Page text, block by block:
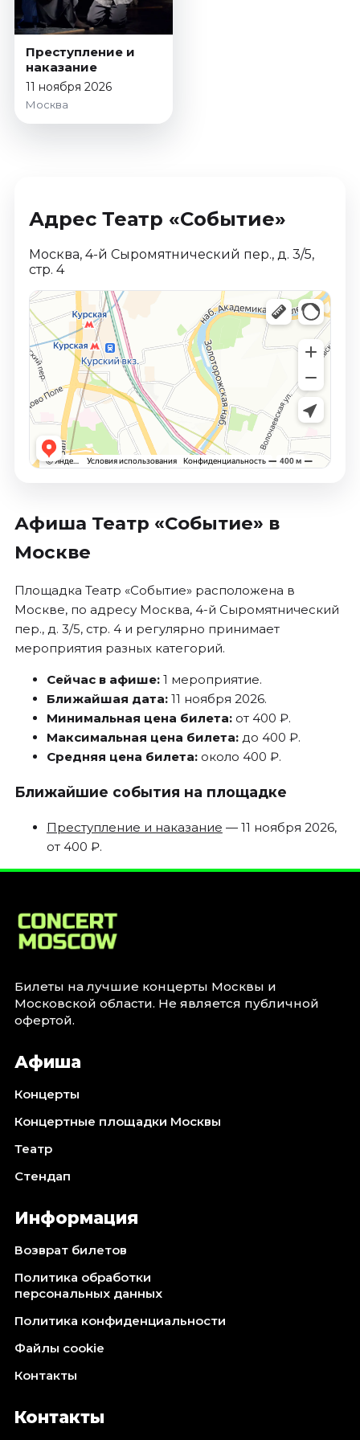
Январь 2027
Стендап
Август 2026
Сентябрь 2026
Октябрь 2026
Ноябрь 2026
Сентябрь 2026
Октябрь 2026
Декабрь 2026
Январь 2027
Экскурсии
Сентябрь 2026
Октябрь 2026
Спорт
Август 2026
Сентябрь 2026
Октябрь 2026
Август 2026
Сентябрь 2026
Ноябрь 2026
Декабрь 2026
Январь 2027
Площадки
Преступление и
наказание
11 ноября 2026
Москва
Адрес Театр «Событие»
Москва, 4-й Сыромятнический пер., д. 3/5,
стр. 4
Афиша Театр «Событие» в
Москве
Площадка Театр «Событие» расположена в
Москве, по адресу Москва, 4-й Сыромятнический
пер., д. 3/5, стр. 4 и регулярно принимает
мероприятия разных категорий.
Сейчас в афише:1 мероприятие.
Ближайшая дата:11 ноября 2026.
Минимальная цена билета:от 400 ₽.
Максимальная цена билета:до 400 ₽.
Средняя цена билета:около 400 ₽.
Ближайшие события на площадке
Преступление и наказание — 11 ноября 2026,
от 400 ₽.
Билеты на лучшие концерты Москвы и
Московской области. Не является публичной
офертой.
Афиша
Концерты
Концертные площадки Москвы
Театр
Стендап
Информация
Возврат билетов
Политика обработки
персональных данных
Политика конфиденциальности
Файлы cookie
Контакты
Контакты